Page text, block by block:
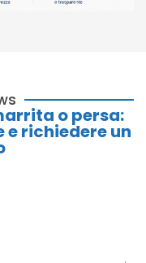
o persa:
richiedere un